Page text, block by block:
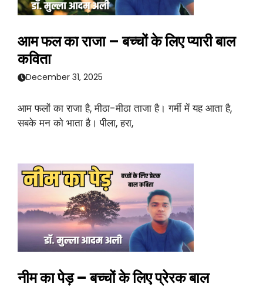
आम फल का राजा – बच्चों के लिए प्यारी बाल
कविता
December 31, 2025
आम फलों का राजा है, मीठा-मीठा ताजा है। गर्मी में यह आता है,
सबके मन को भाता है। पीला, हरा,
नीम का पेड़ – बच्चों के लिए प्रेरक बाल